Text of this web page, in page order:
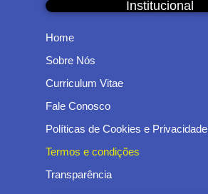
Institucional
Home
Sobre Nós
Curriculum Vitae
Fale Conosco
Políticas de Cookies e Privacidade
Termos e condições
Transparência